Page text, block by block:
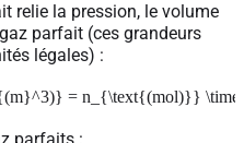
relie la pression, le volume
parfait (ces grandeurs
légales) :
= n_{\text{(mol)}}